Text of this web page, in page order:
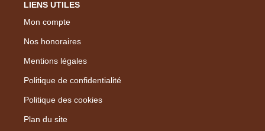
LIENS UTILES
Mon compte
Nos honoraires
Mentions légales
Politique de confidentialité
Politique des cookies
Plan du site